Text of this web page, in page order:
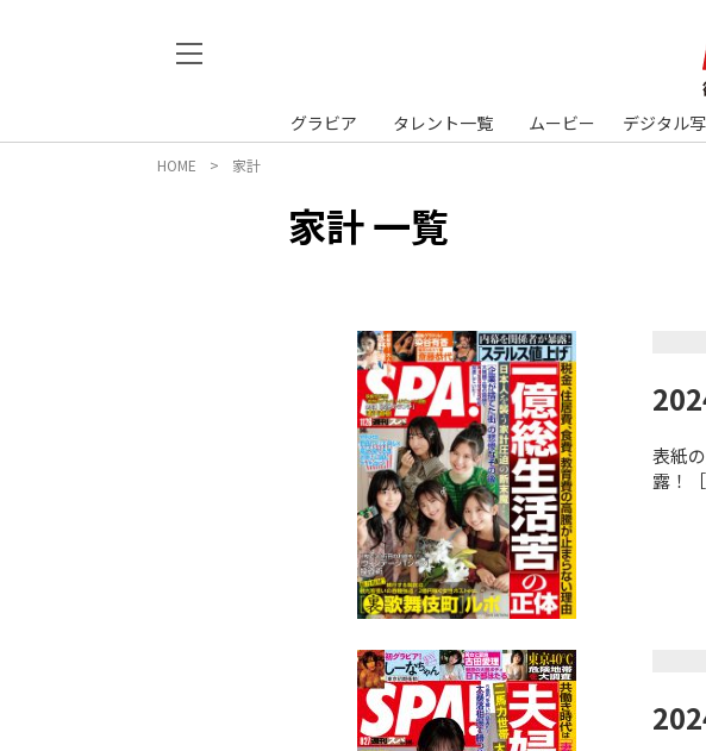
グラビア タレント一覧 ムービー デジタル
HOME 家計
家計 一覧
表紙
露！